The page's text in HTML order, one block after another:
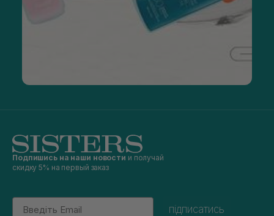
Подпишись на наши новости и получай
скидку 5% на первый заказ
Email
підписатись